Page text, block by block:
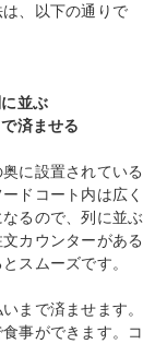
、以下の通りで
並ぶ
済ませる
に設置されている
ドコート内は広く
るので、列に並ぶ
カウンターがある
スムーズです。
まで済ませます。
事ができます。コ